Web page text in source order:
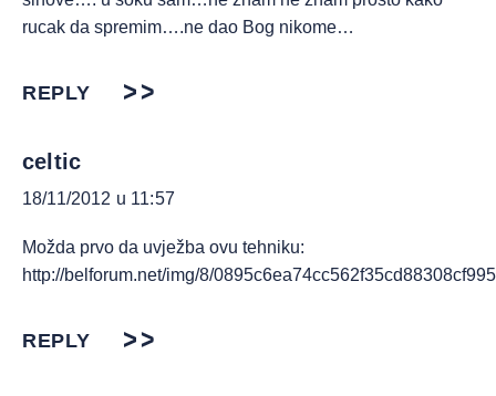
rucak da spremim….ne dao Bog nikome…
REPLY
celtic
18/11/2012 u 11:57
Možda prvo da uvježba ovu tehniku:
http://belforum.net/img/8/
REPLY